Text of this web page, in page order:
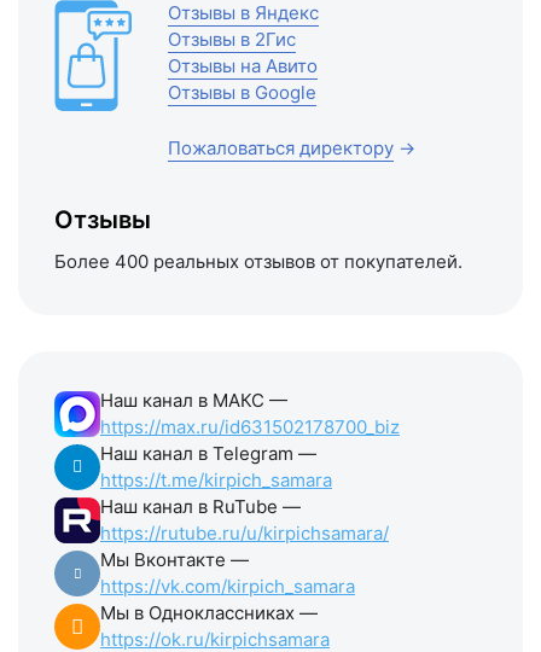
Отзывы в Яндекс
Отзывы в 2Гис
Отзывы на Авито
Отзывы в Google
Пожаловаться директору →
Отзывы
Более 400 реальных отзывов от покупателей.
Наш канал в МАКС —
https://max.ru/id631502178700_biz
Наш канал в Telegram —
https://t.me/kirpich_samara
Наш канал в RuTube —
https://rutube.ru/u/kirpichsamara/
Мы Вконтакте —
https://vk.com/kirpich_samara
Мы в Одноклассниках —
https://ok.ru/kirpichsamara